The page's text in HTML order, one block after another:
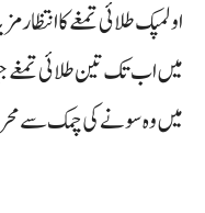
اولمپک طلائی تمغے کا
میں اب تک تین طلائی
میں وہ سونے کی چمک سے